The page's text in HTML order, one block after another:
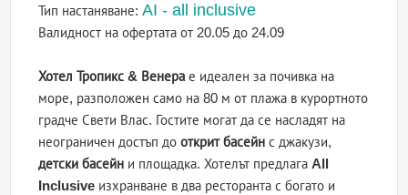
Тип настаняване:AI - all inclusive
Валидност на офертатаот 20.05 до 24.09
Хотел Тропикс & Венера е идеален за почивка на
море, разположен само на 80 м от плажа в курортното
градче Свети Влас. Гостите могат да се насладят на
неограничен достъп дооткрит басейн с джакузи,
детски басейн и площадка. Хотелът предлагаAll
Inclusive изхранване в два ресторанта с богато и